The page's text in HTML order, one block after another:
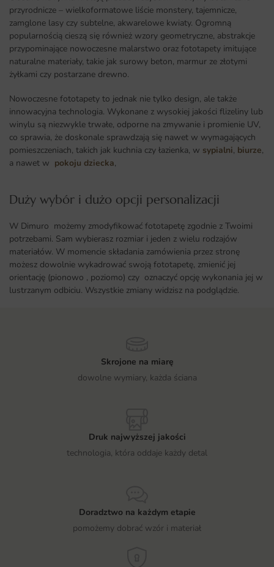
przyrodnicze – wielkoformatowe liście monstery, tajemnicze,
zamglone lasy czy subtelne, akwarelowe kwiaty. Ogromną
popularnością cieszą się również wzory geometryczne, abstrakcje
przypominające nowoczesne malarstwo oraz fototapety imitujące
naturalne materiały, takie jak surowy beton, marmur ze złotymi
żyłkami czy postarzane drewno.
Nowoczesne fototapety to jednak nie tylko design, ale także
innowacyjna technologia. Wykonane z wysokiej jakości flizeliny lub
winylu są niezwykle trwałe, odporne na zmywanie i promienie UV,
co sprawia, że doskonale sprawdzają się nawet w wymagających
pomieszczeniach, takich jak kuchnia czy łazienka, w sypialni, biurze,
a nawet w pokoju dziecka,
Duży wybór i dużo opcji personalizacji ​
W Dimuro możemy zmodyfikować fototapetę zgodnie z Twoimi
potrzebami. Sam wybierasz rozmiar i jeden z wielu rodzajów
materiałów. W momencie składania zamówienia przez stronę
możesz dowolnie wykadrować swoją fototapetę, zmienić jej
orientację (pionowo , poziomo) czy oznaczyć opcję wykonania jej w
lustrzanym odbiciu. Wszystkie zmiany widzisz na podglądzie.
Skrojone na miarę
dowolne wymiary, każda ściana
Druk najwyższej jakości
technologia, która oddaje każdy detal
Doradztwo na każdym etapie
pomożemy dobrać wzór i materiał